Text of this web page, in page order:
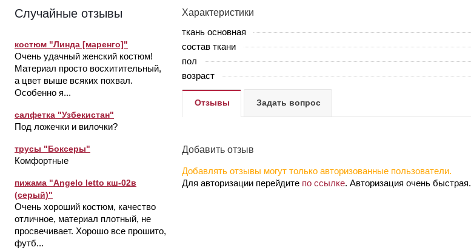
Случайные отзывы
костюм "Линда [маренго]"
Очень удачный женский костюм!
Материал просто восхитительный,
а цвет выше всяких похвал.
Особенно я...
салфетка "Узбекистан"
Под ложечки и вилочки?
трусы "Боксеры"
Комфортные
пижама "Angelo letto кш-02в
(серый)"
Очень хороший костюм, качество
отличное, материал плотный, не
просвечивает. Хорошо все прошито,
футб...
Характеристики
ткань основная
состав ткани
пол
возраст
Отзывы Задать вопрос
Добавить отзыв
Добавлять отзывы могут только авторизованные пользователи.
Для авторизации перейдите по ссылке. Авторизация очень быстрая.